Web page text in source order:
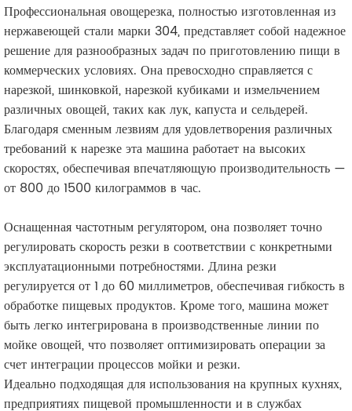
Профессиональная овощерезка, полностью изготовленная из
нержавеющей стали марки 304, представляет собой надежное
решение для разнообразных задач по приготовлению пищи в
коммерческих условиях. Она превосходно справляется с
нарезкой, шинковкой, нарезкой кубиками и измельчением
различных овощей, таких как лук, капуста и сельдерей.
Благодаря сменным лезвиям для удовлетворения различных
требований к нарезке эта машина работает на высоких
скоростях, обеспечивая впечатляющую производительность —
от 800 до 1500 килограммов в час.
Оснащенная частотным регулятором, она позволяет точно
регулировать скорость резки в соответствии с конкретными
эксплуатационными потребностями. Длина резки
регулируется от 1 до 60 миллиметров, обеспечивая гибкость в
обработке пищевых продуктов. Кроме того, машина может
быть легко интегрирована в производственные линии по
мойке овощей, что позволяет оптимизировать операции за
счет интеграции процессов мойки и резки.
Идеально подходящая для использования на крупных кухнях,
предприятиях пищевой промышленности и в службах